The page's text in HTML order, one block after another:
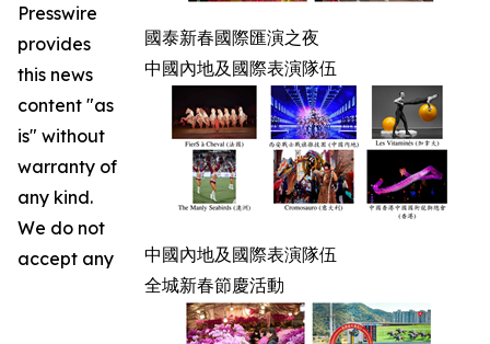
國泰新春國際匯演之夜
中國內地及國際表演隊伍
中國內地及國際表演隊伍
全城新春節慶活動
Presswire
provides
this news
content "as
is" without
warranty of
any kind.
We do not
accept any